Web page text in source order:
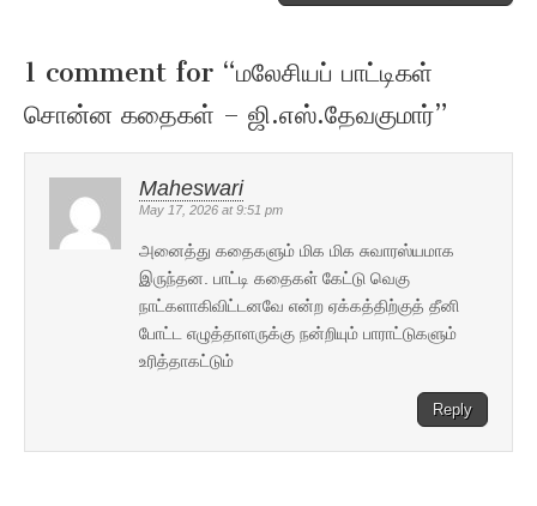
1 comment for “மலேசியப் பாட்டிகள்
சொன்ன கதைகள் – ஜி.எஸ்.தேவகுமார்”
Maheswari
May 17, 2026 at 9:51 pm
அனைத்து கதைகளும் மிக மிக சுவாரஸ்யமாக
இருந்தன. பாட்டி கதைகள் கேட்டு வெகு
நாட்களாகிவிட்டனவே என்ற ஏக்கத்திற்குத் தீனி
போட்ட எழுத்தாளருக்கு நன்றியும் பாராட்டுகளும்
உரித்தாகட்டும்
Reply